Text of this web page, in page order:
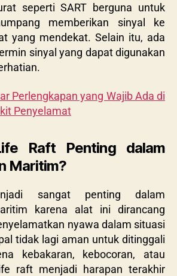
seperti SART berguna untuk
memberikan sinyal ke
yang mendekat. Selain itu, ada
sinyal yang dapat digunakan
Perlengkapan yang Wajib Ada di
Penyelamat
Raft Penting dalam
Maritim?
sangat penting dalam
karena alat ini dirancang
nyawa dalam situasi
tidak lagi aman untuk ditinggali
kebakaran, kebocoran, atau
raft menjadi harapan terakhir